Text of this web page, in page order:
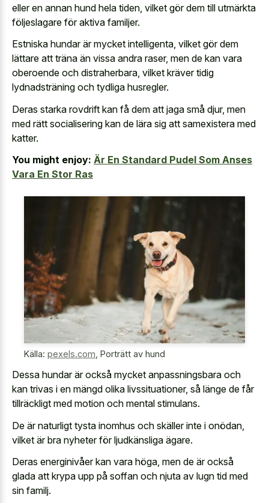
eller en annan hund hela tiden, vilket gör dem till utmärkta
följeslagare för aktiva familjer.
Estniska hundar är mycket intelligenta, vilket gör dem
lättare att träna än vissa andra raser, men de kan vara
oberoende och distraherbara, vilket kräver tidig
lydnadsträning och tydliga husregler.
Deras starka rovdrift kan få dem att jaga små djur, men
med rätt socialisering kan de lära sig att samexistera med
katter.
You might enjoy: Är En Standard Pudel Som Anses
Vara En Stor Ras
Källa: pexels.com Porträtt av hund
Dessa hundar är också mycket anpassningsbara och
kan trivas i en mängd olika livssituationer, så länge de får
tillräckligt med motion och mental stimulans.
De är naturligt tysta inomhus och skäller inte i onödan,
vilket är bra nyheter för ljudkänsliga ägare.
Deras energinivåer kan vara höga, men de är också
glada att krypa upp på soffan och njuta av lugn tid med
sin familj.